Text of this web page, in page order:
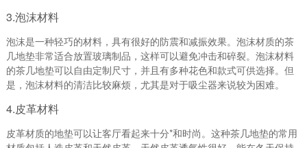
3.泡沫材料
泡沫是一种轻巧的材料，具有很好的防震和减振效果。泡沫材质的茶
几地垫非常适合放置玻璃制品，这样可以避免冲击和碎裂。泡沫材料
的茶几地垫可以自由定制尺寸，并且有多种花色和款式可供选择。但
是，泡沫材料的清洁比较麻烦，尤其是对于吸尘器来说较为困难。
4.皮革材料
皮革材质的地垫可以让客厅看起来十分*和时尚。这种茶几地垫的常用